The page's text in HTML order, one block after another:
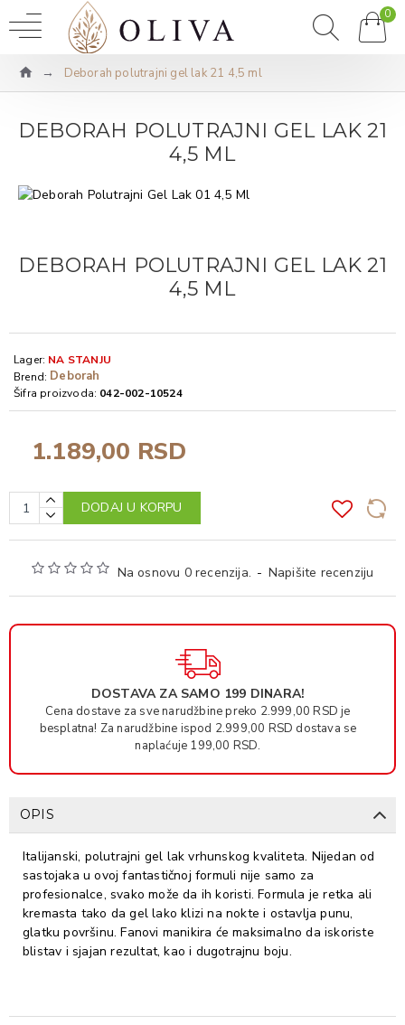
0
Deborah polutrajni gel lak 21 4,5 ml
DEBORAH POLUTRAJNI GEL LAK 21
4,5 ML
DEBORAH POLUTRAJNI GEL LAK 21
4,5 ML
Na osnovu 0 recenzija. - Napišite recenziju
1.189,00 RSD
Lager: NA STANJU
Brend: Deborah
Šifra proizvoda: 042-002-10524
DODAJ U KORPU
DOSTAVA ZA SAMO 199 DINARA!
Cena dostave za sve narudžbine preko 2.999,00 RSD je
besplatna! Za narudžbine ispod 2.999,00 RSD dostava se
naplaćuje 199,00 RSD.
OPIS
Italijanski, polutrajni gel lak vrhunskog kvaliteta. Nijedan od
sastojaka u ovoj fantastičnoj formuli nije samo za
profesionalce, svako može da ih koristi. Formula je retka ali
kremasta tako da gel lako klizi na nokte i ostavlja punu,
glatku površinu. Fanovi manikira će maksimalno da iskoriste
blistav i sjajan rezultat, kao i dugotrajnu boju.